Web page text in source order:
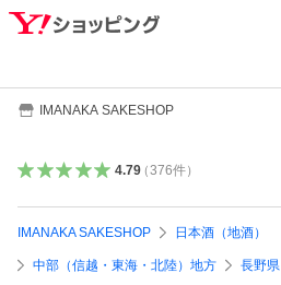
IMANAKA SAKESHOP
4.79（376件）
IMANAKA SAKESHOP 日本酒（地酒）
中部（信越・東海・北陸）地方 長野県